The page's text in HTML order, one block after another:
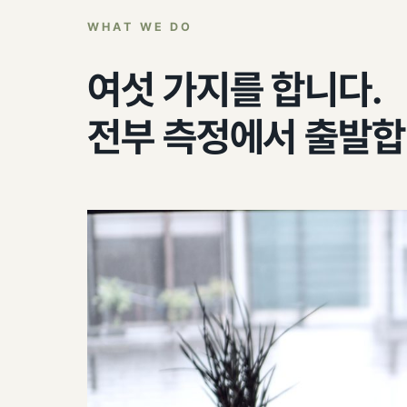
WHAT WE DO
여섯 가지를 합니다.
전부 측정에서 출발